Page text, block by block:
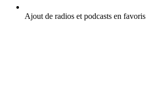
Ajout de radios et podcasts en favoris